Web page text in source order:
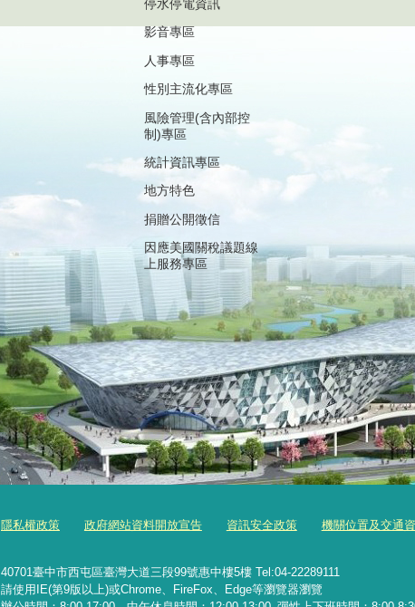
停水停電資訊
影音專區
人事專區
性別主流化專區
風險管理(含內部控
制)專區
統計資訊專區
地方特色
捐贈公開徵信
因應美國關稅議題線
上服務專區
隱私權政策 政府網站資料開放宣告 資訊安全政策 機關位置及交通
40701臺中市西屯區臺灣大道三段99號惠中樓5樓 Tel:04-22289111
請使用IE(第9版以上)或Chrome、FireFox、Edge等瀏覽器瀏覽